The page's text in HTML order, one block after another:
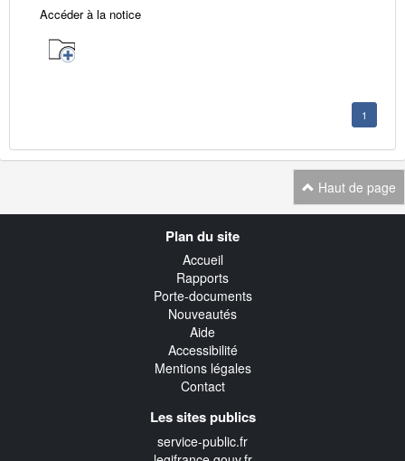
Accéder à la notice
1
Haut de page
Plan du site
Accueil
Rapports
Porte-documents
Nouveautés
Aide
Accessibilité
Mentions légales
Contact
Les sites publics
service-public.fr